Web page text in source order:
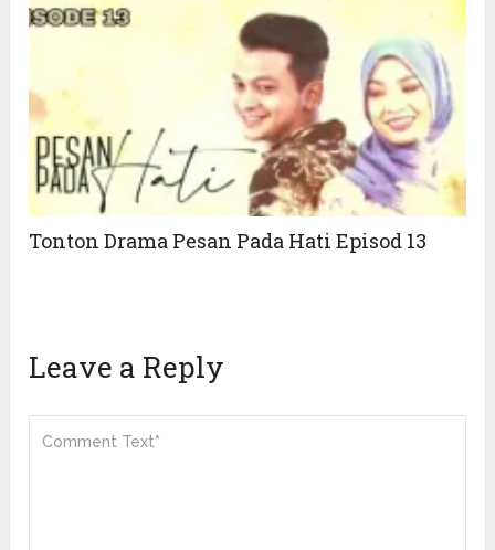
Tonton Drama Pesan Pada Hati Episod 13
Leave a Reply